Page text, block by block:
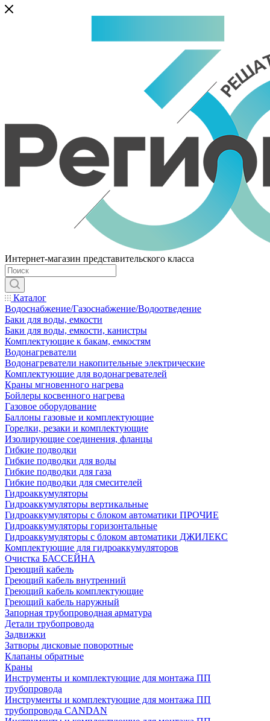
Интернет-магазин представительского класса
Каталог
Водоснабжение/Газоснабжение/Водоотведение
Баки для воды, емкости
Баки для воды, емкости, канистры
Комплектующие к бакам, емкостям
Водонагреватели
Водонагреватели накопительные электрические
Комплектующие для водонагревателей
Краны мгновенного нагрева
Бойлеры косвенного нагрева
Газовое оборудование
Баллоны газовые и комплектующие
Горелки, резаки и комплектующие
Изолирующие соединения, фланцы
Гибкие подводки
Гибкие подводки для воды
Гибкие подводки для газа
Гибкие подводки для смесителей
Гидроаккумуляторы
Гидроаккумуляторы вертикальные
Гидроаккумуляторы с блоком автоматики ПРОЧИЕ
Гидроаккумуляторы горизонтальные
Гидроаккумуляторы с блоком автоматики ДЖИЛЕКС
Комплектующие для гидроаккумуляторов
Очистка БАССЕЙНА
Греющий кабель
Греющий кабель внутренний
Греющий кабель комплектующие
Греющий кабель наружный
Запорная трубопроводная арматура
Детали трубопровода
Задвижки
Затворы дисковые поворотные
Клапаны обратные
Краны
Инструменты и комплектующие для монтажа ПП
трубопровода
Инструменты и комплектующие для монтажа ПП
трубопровода CANDAN